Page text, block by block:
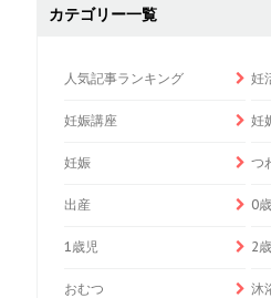
カテゴリー一覧
人気記事ランキング 妊
妊娠講座 妊
妊娠 つ
出産 0
1歳児 2
おむつ 沐